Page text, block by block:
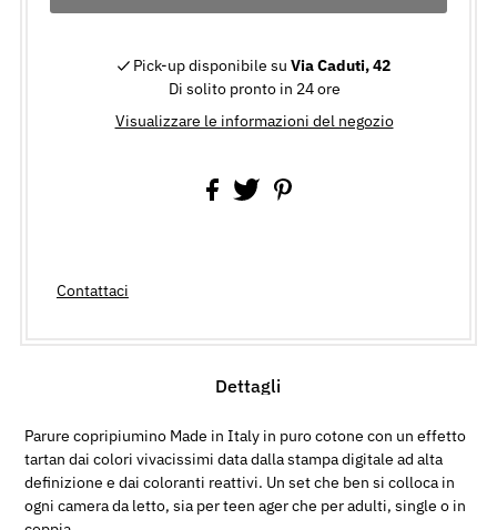
Pick-up disponibile suVia Caduti, 42
Di solito pronto in 24 ore
Visualizzare le informazioni del negozio
Contattaci
Dettagli
Parure copripiumino Made in Italy in puro cotone con un effetto
tartan dai colori vivacissimi data dalla stampa digitale ad alta
definizione e dai coloranti reattivi. Un set che ben si colloca in
ogni camera da letto, sia per teen ager che per adulti, single o in